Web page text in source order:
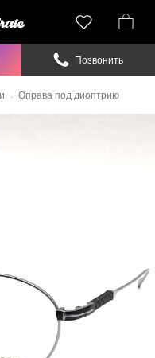
Оправа под диоптрию
Позвонить